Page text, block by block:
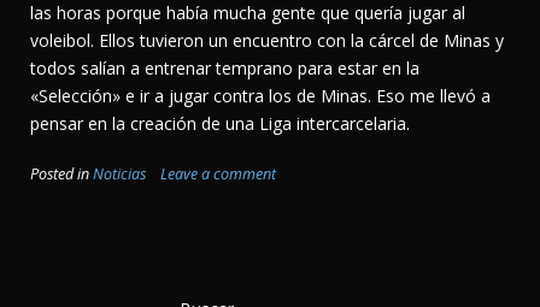
las horas porque había mucha gente que quería jugar al
voleibol. Ellos tuvieron un encuentro con la cárcel de Minas y
todos salían a entrenar temprano para estar en la
«Selección» e ir a jugar contra los de Minas. Eso me llevó a
pensar en la creación de una Liga intercarcelaria.
Posted inNoticias Leave a comment